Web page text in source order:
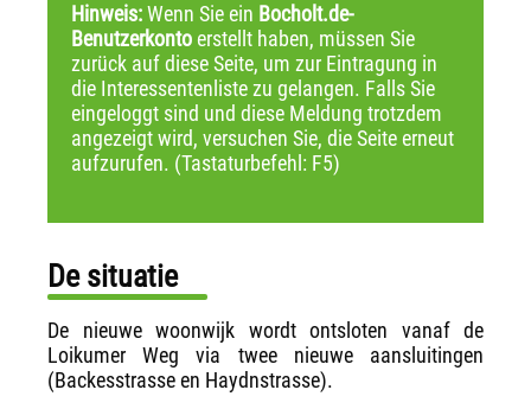
Hinweis:Wenn Sie ein Bocholt.de-
Benutzerkontoerstellt haben, müssen Sie
zurück auf diese Seite, um zur Eintragung in
die Interessentenliste zu gelangen. Falls Sie
eingeloggt sind und diese Meldung trotzdem
angezeigt wird, versuchen Sie, die Seite erneut
aufzurufen. (Tastaturbefehl: F5)
De situatie
De nieuwe woonwijk wordt ontsloten vanaf de
Loikumer Weg via twee nieuwe aansluitingen
(Backesstrasse en Haydnstrasse).